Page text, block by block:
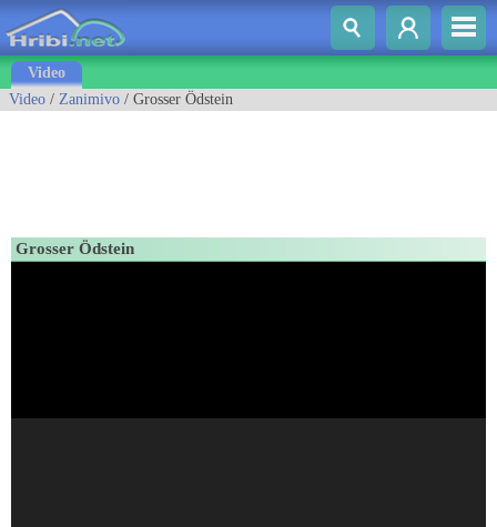
Video
Video / Zanimivo / Grosser Ödstein
Grosser Ödstein